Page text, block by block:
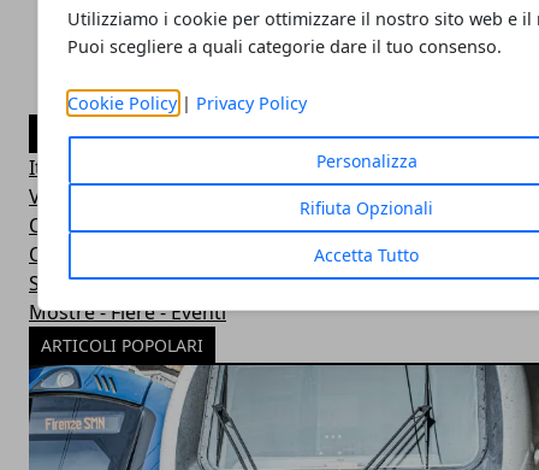
Utilizziamo i cookie per ottimizzare il nostro sito web e il
Puoi scegliere a quali categorie dare il tuo consenso.
Cookie Policy| Privacy Policy
Personalizza
Rifiuta Opzionali
Accetta Tutto
CATEGORIE
Itinerari Viaggi e Vacanze
Vacanze Benessere
Offerte Viaggi e Vacanze
Offertissime Crociera
Sciopero Trasporti
Mostre - Fiere - Eventi
ARTICOLI POPOLARI